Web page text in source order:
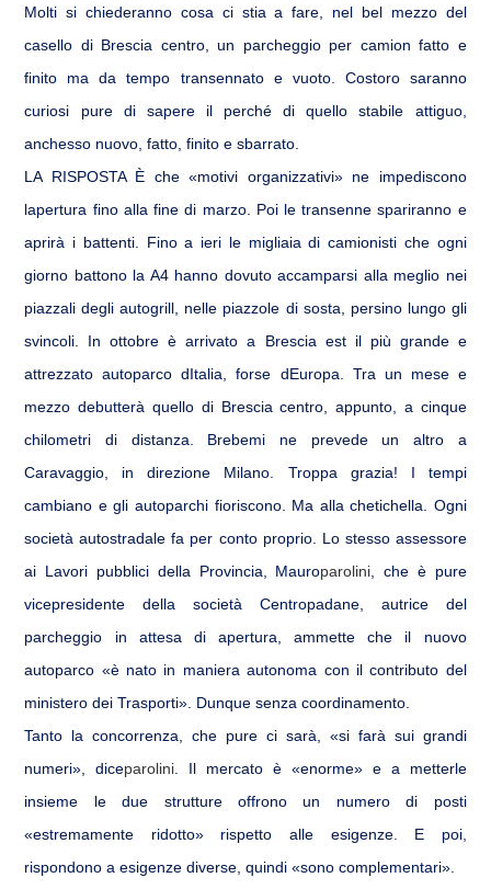
p
p
o
k
vi
di
Molti si chiederanno cosa ci stia a fare, nel bel mezzo del
casello di Brescia centro, un parcheggio per camion fatto e
finito ma da tempo transennato e vuoto. Costoro saranno
curiosi pure di sapere il perché di quello stabile attiguo,
anchesso nuovo, fatto, finito e sbarrato.
LA RISPOSTA È che «motivi organizzativi» ne impediscono
lapertura fino alla fine di marzo. Poi le transenne spariranno e
aprirà i battenti. Fino a ieri le migliaia di camionisti che ogni
giorno battono la A4 hanno dovuto accamparsi alla meglio nei
piazzali degli autogrill, nelle piazzole di sosta, persino lungo gli
svincoli. In ottobre è arrivato a Brescia est il più grande e
attrezzato autoparco dItalia, forse dEuropa. Tra un mese e
mezzo debutterà quello di Brescia centro, appunto, a cinque
chilometri di distanza. Brebemi ne prevede un altro a
Caravaggio, in direzione Milano. Troppa grazia! I tempi
cambiano e gli autoparchi fioriscono. Ma alla chetichella. Ogni
società autostradale fa per conto proprio. Lo stesso assessore
ai Lavori pubblici della Provincia, Mauroparolini , che è pure
vicepresidente della società Centropadane, autrice del
parcheggio in attesa di apertura, ammette che il nuovo
autoparco «è nato in maniera autonoma con il contributo del
ministero dei Trasporti». Dunque senza coordinamento.
Tanto la concorrenza, che pure ci sarà, «si farà sui grandi
numeri», diceparolini . Il mercato è «enorme» e a metterle
insieme le due strutture offrono un numero di posti
«estremamente ridotto» rispetto alle esigenze. E poi,
rispondono a esigenze diverse, quindi «sono complementari».